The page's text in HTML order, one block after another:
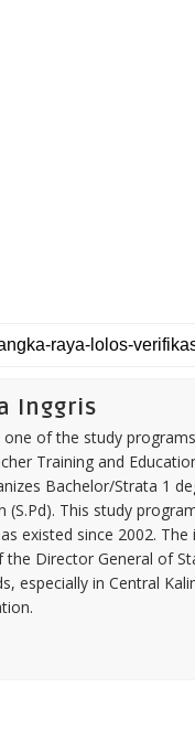
Inggris
one of the study
Training and
Bachelor/Strata 1
(S.Pd). This study
existed since 2002.
Director General of
especially in Central